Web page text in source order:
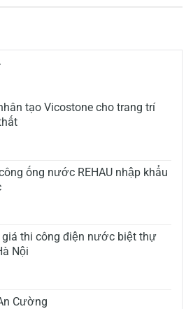
tạo Vicostone cho trang trí
ống nước REHAU nhập khẩu
giá thi công điện nước biệt thự
Nội
Cường